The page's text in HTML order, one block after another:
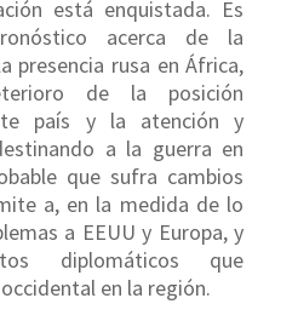
está enquistada. Es
acerca de la
presencia rusa en África,
de la posición
país y la atención y
a la guerra en
que sufra cambios
a, en la medida de lo
a EEUU y Europa, y
diplomáticos que
en la región.